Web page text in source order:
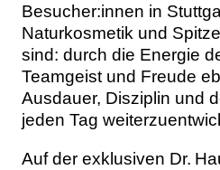
Besucher:innen in
Naturkosmetik und
sind: durch die Energie
Teamgeist und Freude
Ausdauer, Disziplin und
jeden Tag
Auf der exklusiven Dr.